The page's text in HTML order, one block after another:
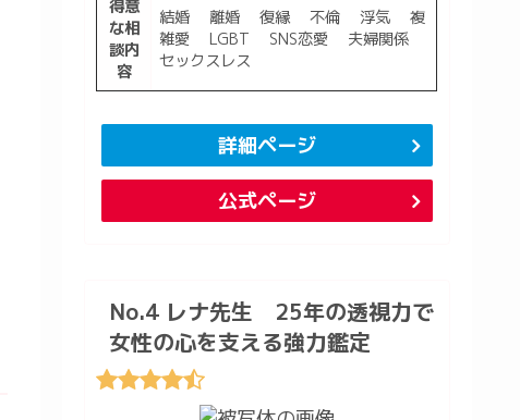
得意
な相
談内
容
結婚 離婚 復縁 不倫 浮気 複
雑愛 LGBT SNS恋愛 夫婦関係
セックスレス
詳細ページ
公式ページ
No.4 レナ先生 25年の透視力で
女性の心を支える強力鑑定